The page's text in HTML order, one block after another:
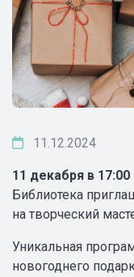
11.12.2024
11 декабря в 17:00
Библиотека
на творческий
Уникальная
новогоднего